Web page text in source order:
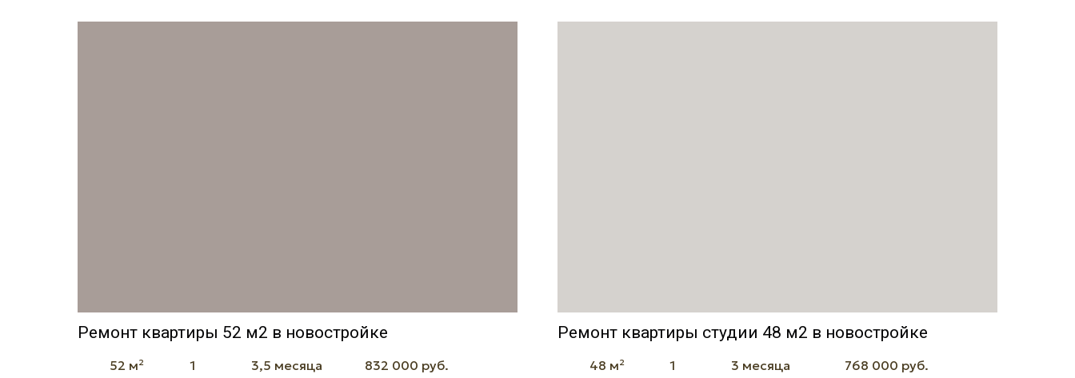
Ремонт квартиры 52 м2 в новостройке
52 м² 1 3,5 месяца 832 000 руб.
Ремонт квартиры студии 48 м2 в новостройке
48 м² 1 3 месяца 768 000 руб.